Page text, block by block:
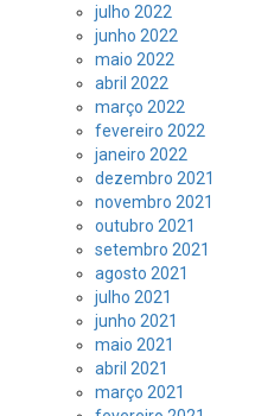
julho 2022
junho 2022
maio 2022
abril 2022
março 2022
fevereiro 2022
janeiro 2022
dezembro 2021
novembro 2021
outubro 2021
setembro 2021
agosto 2021
julho 2021
junho 2021
maio 2021
abril 2021
março 2021